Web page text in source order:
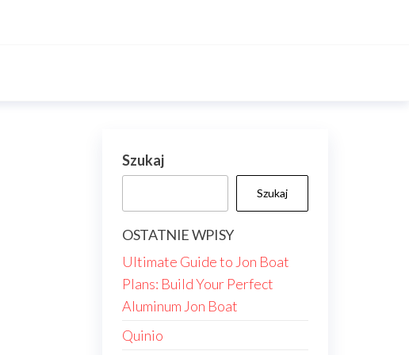
Szukaj
Szukaj
OSTATNIE WPISY
Ultimate Guide to Jon Boat
Plans: Build Your Perfect
Aluminum Jon Boat
Quinio